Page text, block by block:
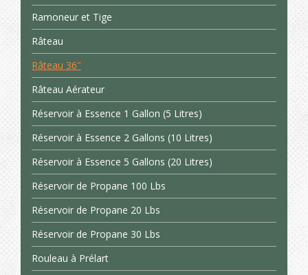
Ramoneur et Tige
Râteau
Râteau 36″
Râteau Aérateur
Réservoir à Essence 1 Gallon (5 Litres)
Réservoir à Essence 2 Gallons (10 Litres)
Réservoir à Essence 5 Gallons (20 Litres)
Réservoir de Propane 100 Lbs
Réservoir de Propane 20 Lbs
Réservoir de Propane 30 Lbs
Rouleau à Prélart